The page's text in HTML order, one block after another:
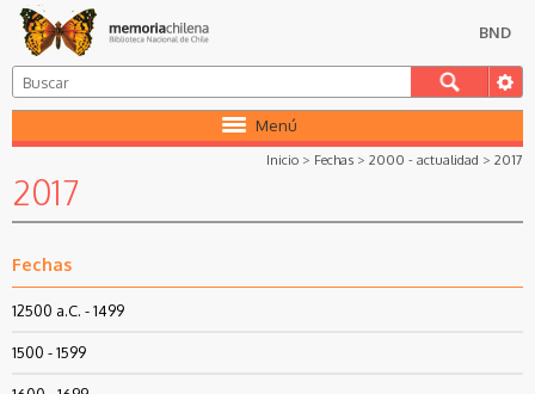
BND
Menú
Inicio > Fechas > 2000 - actualidad > 2017
2017
Fechas
12500 a.C. - 1499
1500 - 1599